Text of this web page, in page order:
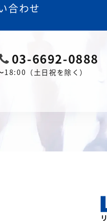
合わせ
03-6692-0888
18:00（土日祝を除く）